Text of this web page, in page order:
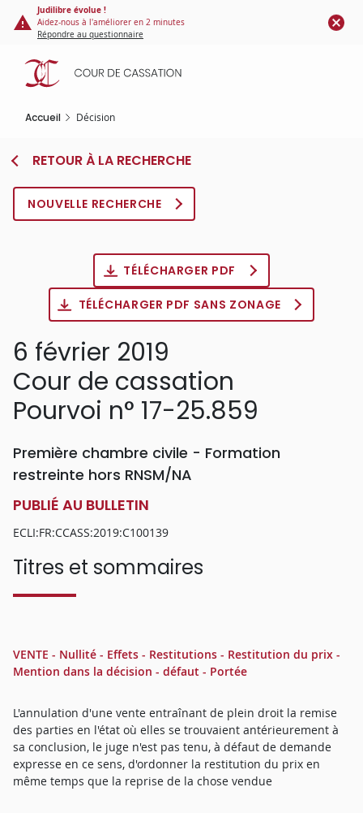
Panneau de gestion des cookies
contenu
principal
Judilibre évolue !
Aidez-nous à l'améliorer en 2 minutes
Répondre au questionnaire
Accueil Décision
RETOUR À LA RECHERCHE
NOUVELLE RECHERCHE
TÉLÉCHARGER PDF
TÉLÉCHARGER PDF SANS ZONAGE
6 février 2019
Cour de cassation
Pourvoi n° 17-25.859
Première chambre civile - Formation
restreinte hors RNSM/NA
PUBLIÉ AU BULLETIN
ECLI:FR:CCASS:2019:C100139
Titres et sommaires
VENTE - Nullité - Effets - Restitutions - Restitution du prix -
Mention dans la décision - défaut - Portée
L'annulation d'une vente entraînant de plein droit la remise
des parties en l'état où elles se trouvaient antérieurement à
sa conclusion, le juge n'est pas tenu, à défaut de demande
expresse en ce sens, d'ordonner la restitution du prix en
même temps que la reprise de la chose vendue